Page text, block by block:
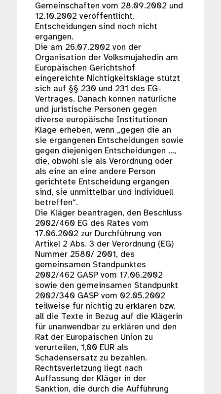
Gemeinschaften vom 28.09.2002 und
12.10.2002 veröffentlicht.
Entscheidungen sind noch nicht
ergangen.
Die am 26.07.2002 von der
Organisation der Volksmujahedin am
Europäischen Gerichtshof
eingereichte Nichtigkeitsklage stützt
sich auf §§ 230 und 231 des EG-
Vertrages. Danach können natürliche
und juristische Personen gegen
diverse europäische Institutionen
Klage erheben, wenn „gegen die an
sie ergangenen Entscheidungen sowie
gegen diejenigen Entscheidungen …,
die, obwohl sie als Verordnung oder
als eine an eine andere Person
gerichtete Entscheidung ergangen
sind, sie unmittelbar und individuell
betreffen“.
Die Kläger beantragen, den Beschluss
2002/460 EG des Rates vom
17.06.2002 zur Durchführung von
Artikel 2 Abs. 3 der Verordnung (EG)
Nummer 2580/ 2001, des
gemeinsamen Standpunktes
2002/462 GASP vom 17.06.2002
sowie den gemeinsamen Standpunkt
2002/340 GASP vom 02.05.2002
teilweise für nichtig zu erklären bzw.
all die Texte in Bezug auf die Klägerin
für unanwendbar zu erklären und den
Rat der Europäischen Union zu
verurteilen, 1,00 EUR als
Schadensersatz zu bezahlen.
Rechtsverletzung liegt nach
Auffassung der Kläger in der
Sanktion, die durch die Aufführung